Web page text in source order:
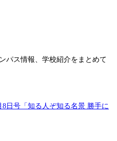
パス情報、学校紹介をまとめて